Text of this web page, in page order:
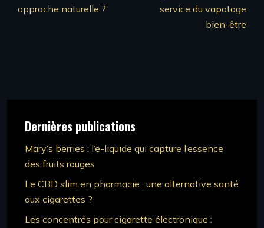
approche naturelle ?
service du vapotage
bien-être
Dernières publications
Mary’s berries : l’e-liquide qui capture l’essence
des fruits rouges
Le CBD slim en pharmacie : une alternative santé
aux cigarettes ?
Les concentrés pour cigarette électronique :